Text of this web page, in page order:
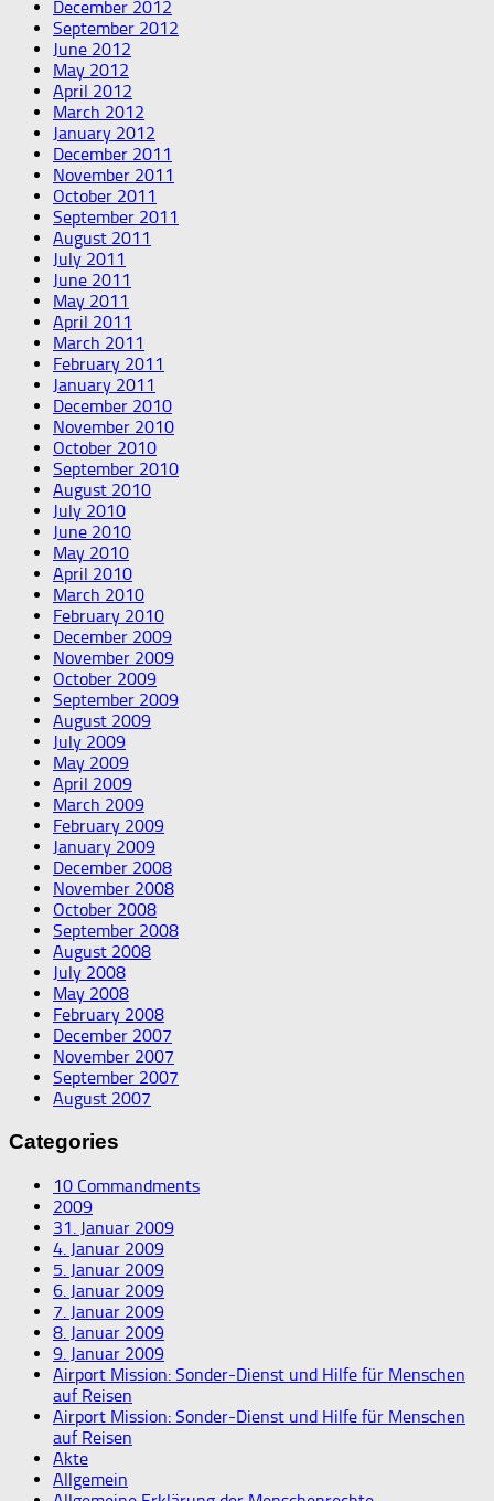
December 2012
September 2012
June 2012
May 2012
April 2012
March 2012
January 2012
December 2011
November 2011
October 2011
September 2011
August 2011
July 2011
June 2011
May 2011
April 2011
March 2011
February 2011
January 2011
December 2010
November 2010
October 2010
September 2010
August 2010
July 2010
June 2010
May 2010
April 2010
March 2010
February 2010
December 2009
November 2009
October 2009
September 2009
August 2009
July 2009
May 2009
April 2009
March 2009
February 2009
January 2009
December 2008
November 2008
October 2008
September 2008
August 2008
July 2008
May 2008
February 2008
December 2007
November 2007
September 2007
August 2007
Categories
10 Commandments
2009
31. Januar 2009
4. Januar 2009
5. Januar 2009
6. Januar 2009
7. Januar 2009
8. Januar 2009
9. Januar 2009
Airport Mission: Sonder-Dienst und Hilfe für Menschen
auf Reisen
Airport Mission: Sonder-Dienst und Hilfe für Menschen
auf Reisen
Akte
Allgemein